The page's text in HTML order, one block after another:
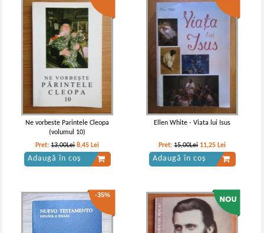
Ne vorbeste Parintele Cleopa
(volumul 10)
Pret:13,00Lei 8,45 Lei
Adaugă în coș
Ellen White - Viata lui Isus
Pret:15,00Lei 11,25 Lei
Adaugă în coș
-35%